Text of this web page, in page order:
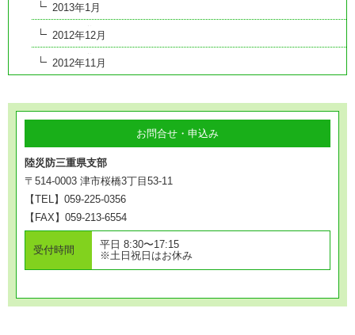
2013年1月
2012年12月
2012年11月
お問合せ・申込み
陸災防三重県支部
〒514-0003 津市桜橋3丁目53-11
【TEL】059-225-0356
【FAX】059-213-6554
受付時間
平日 8:30〜17:15
※土日祝日はお休み